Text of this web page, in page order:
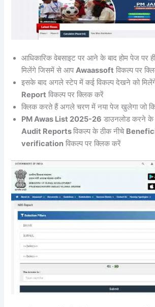
आधिकारिक वेबसाइट पर आने के बाद होम पेज पर
मिलेंगे जिसमें से आप Awaassoft विकल्प पर
इसके बाद अगले स्टेप में कई विकल्प देखने को
Report विकल्प पर क्लिक करें
क्लिक करते हैं अगले चरण में नया पेज खुलेगा जो
PM Awas List 2025-26 डाउनलोड करने के
Audit Reportsविकल्प के ठीक नीचे
verification विकल्प पर क्लिक करें